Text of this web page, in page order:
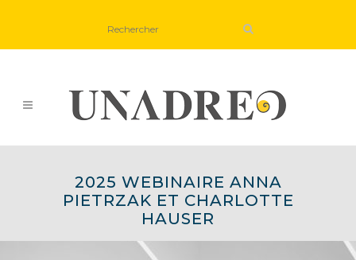
2025 WEBINAIRE ANNA
PIETRZAK ET CHARLOTTE
HAUSER